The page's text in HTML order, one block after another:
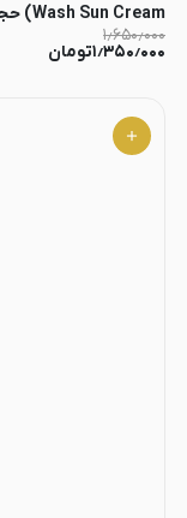
Wash Sun Cream) حجم 30 میلی‌لیتر
۱٫۶۵۰٫۰۰۰
۱٫۳۵۰٫۰۰۰تومان